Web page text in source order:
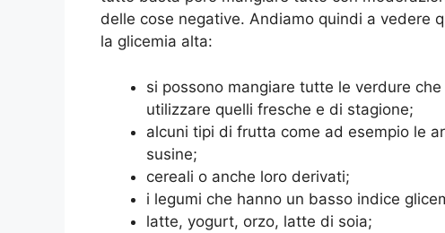
delle cose negative. Andiamo quindi a vedere
la glicemia alta:
si possono mangiare tutte le verdure
utilizzare quelli fresche e di stagione;
alcuni tipi di frutta come ad esempio le
susine;
cereali o anche loro derivati;
i legumi che hanno un basso indice
latte, yogurt, orzo, latte di soia;